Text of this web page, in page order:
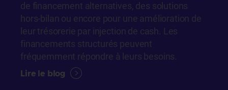
de financement alternatives, des solutions
hors-bilan ou encore pour une amélioration de
leur trésorerie par injection de cash. Les
financements structurés peuvent
fréquemment répondre à leurs besoins.
Lire le blog